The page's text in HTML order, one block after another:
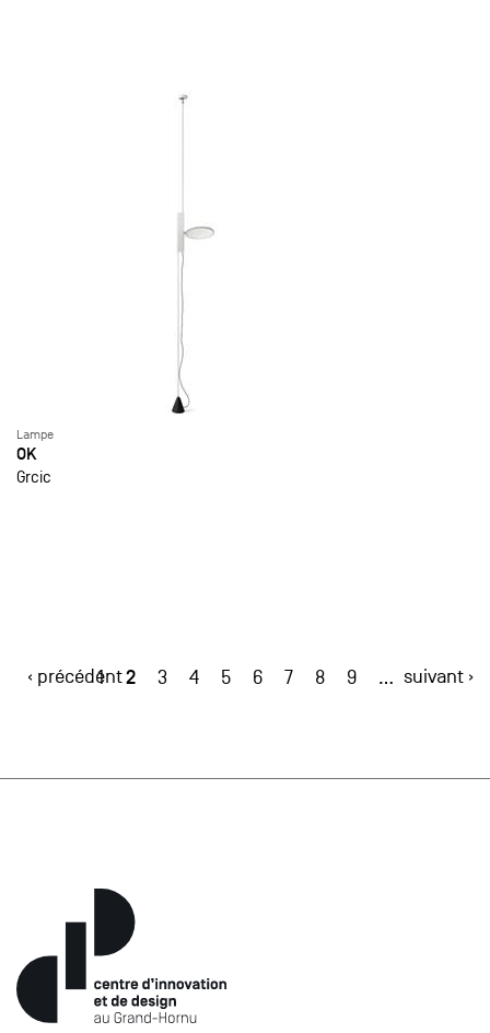
Lampe
OK
Grcic
‹ précédent
1 2 3 4 5 6 7 8 9 … suivant ›